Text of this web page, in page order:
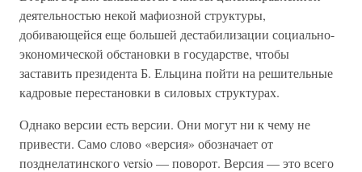
деятельностью некой мафиозной структуры,
добивающейся еще большей дестабилизации социально-
экономической обстановки в государстве, чтобы
заставить президента Б. Ельцина пойти на решительные
кадровые перестановки в силовых структурах.
Однако версии есть версии. Они могут ни к чему не
привести. Само слово «версия» обозначает от
позднелатинского versio — поворот. Версия — это всего